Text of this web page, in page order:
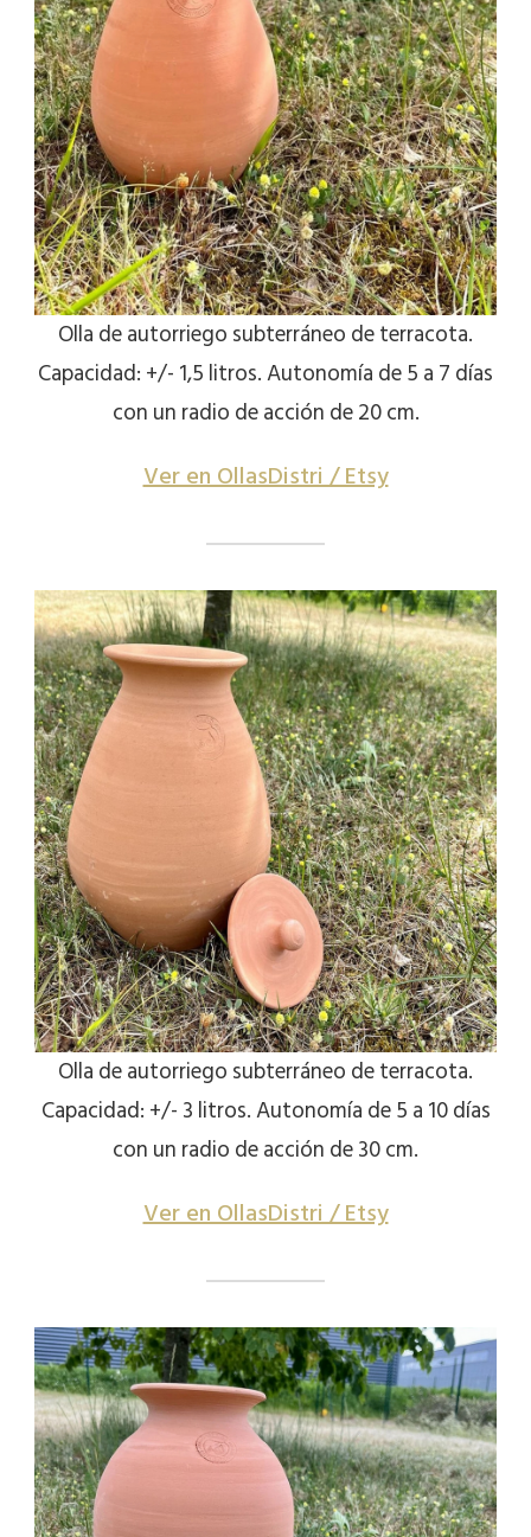
Olla de autorriego subterráneo de terracota.
Capacidad: +/- 1,5 litros. Autonomía de 5 a 7 días
con un radio de acción de 20 cm.
Ver en OllasDistri / Etsy
Olla de autorriego subterráneo de terracota.
Capacidad: +/- 3 litros. Autonomía de 5 a 10 días
con un radio de acción de 30 cm.
Ver en OllasDistri / Etsy